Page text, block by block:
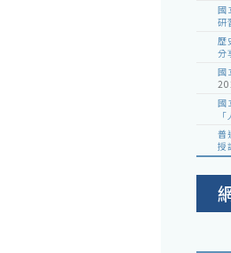
國
研
歷
分
國
國
普
授